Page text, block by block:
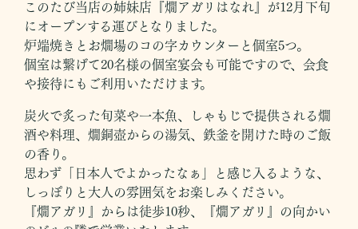
このたび当店の姉妹店『燗アガリはなれ』が12月下旬
にオープンする運びとなりました。
炉端焼きとお燗場のコの字カウンターと個室5つ。
個室は繋げて20名様の個室宴会も可能ですので、会食
や接待にもご利用いただけます。
炭火で炙った旬菜や一本魚、しゃもじで提供される燗
酒や料理、燗銅壺からの湯気、鉄釜を開けた時のご飯
の香り。
思わず「日本人でよかったなぁ」と感じ入るような、
しっぽりと大人の雰囲気をお楽しみください。
『燗アガリ』からは徒歩10秒、『燗アガリ』の向かい